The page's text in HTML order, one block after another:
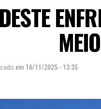
em 16/11/2025 - 13:35